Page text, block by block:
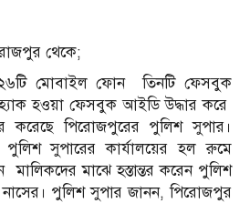
থেকে;
মোবাইল ফোন তিনটি ফেসবুক
হওয়া ফেসবুক আইডি উদ্ধার করে
করেছে পিরোজপুরের পুলিশ সুপার।
সুপারের কার্যালয়ের হল রুমে
মাঝে হস্তান্তর করেন পুলিশ
পুলিশ সুপার জানন, পিরোজপুর